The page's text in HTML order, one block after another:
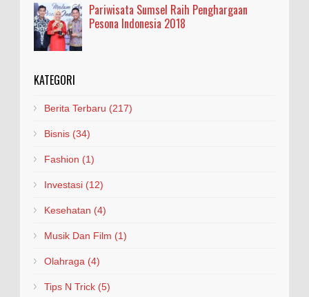
Pariwisata Sumsel Raih Penghargaan
Pesona Indonesia 2018
KATEGORI
Berita Terbaru (217)
Bisnis (34)
Fashion (1)
Investasi (12)
Kesehatan (4)
Musik Dan Film (1)
Olahraga (4)
Tips N Trick (5)